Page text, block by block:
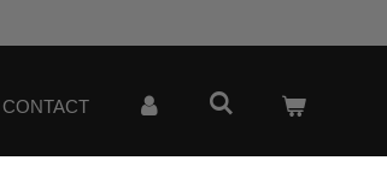
CONTACT